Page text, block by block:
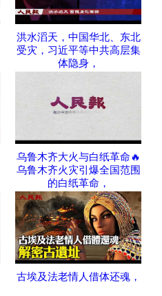
洪水滔天，中国华北、东北
受灾，习近平等中共高层集
体隐身，
乌鲁木齐大火与白纸革命🔥
乌鲁木齐火灾引爆全国范围
的白纸革命，
古埃及法老情人借体还魂，